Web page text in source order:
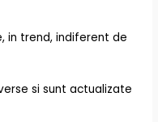
in trend, indiferent de
si sunt actualizate